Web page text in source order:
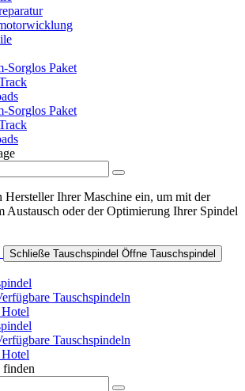
Sorglos Paket
Sorglos Paket
Hersteller Ihrer Maschine ein, um mit der
Austausch oder der Optimierung Ihrer Spindel
Schließe Tauschspindel Öffne Tauschspindel
Tauschspindeln
Tauschspindeln
finden